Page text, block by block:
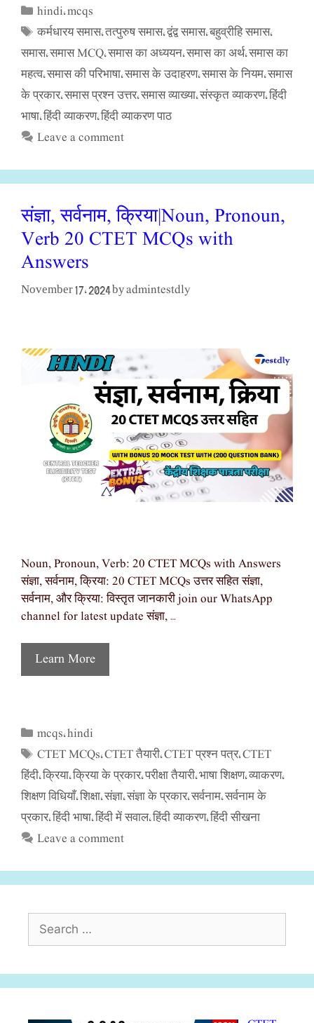
Categories
hindi,mcqs
Tags
कर्मधारय समास,तत्पुरुष समास,द्वंद्व समास,बहुव्रीहि समास,
समास, समास MCQ, समास का अध्ययन, समास का अर्थ, समास का
महत्व, समास की परिभाषा, समास के उदाहरण, समास के नियम, समास
के प्रकार, समास प्रश्न उत्तर, समास व्याख्या, संस्कृत व्याकरण, हिंदी
भाषा, हिंदी व्याकरण, हिंदी व्याकरण पाठ
Leave a comment
संज्ञा, सर्वनाम, क्रिया|Noun, Pronoun,
Verb 20 CTET MCQs with
Answers
November 17, 2024 byadmintestdly
Noun, Pronoun, Verb: 20 CTET MCQs with Answers
संज्ञा, सर्वनाम, क्रिया: 20 CTET MCQs उत्तर सहित संज्ञा,
सर्वनाम, और क्रिया: विस्तृत जानकारी join our WhatsApp
channel for latest update संज्ञा, …
Learn More
Categories
mcqs,hindi
Tags
CTET MCQs,CTET तैयारी,CTET प्रश्न पत्र,CTET
हिंदी,क्रिया,क्रिया के प्रकार,परीक्षा तैयारी,भाषा शिक्षण,व्याकरण,
शिक्षण विधियाँ,शिक्षा,संज्ञा,संज्ञा के प्रकार,सर्वनाम,सर्वनाम के
प्रकार,हिंदी भाषा,हिंदी में सवाल,हिंदी व्याकरण,हिंदी सीखना
Leave a comment